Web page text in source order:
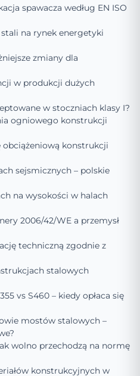
spawacza według EN ISO
na rynek energetyki
zmiany dla
w produkcji dużych
w stoczniach klasy I?
ogniowego konstrukcji
konstrukcji
sejsmicznych – polskie
na wysokości w halach
2006/42/WE a przemysł
techniczną zgodnie z
stalowych
vs S460 – kiedy opłaca się
mostów stalowych –
wolno przechodzą na normę
konstrukcyjnych w